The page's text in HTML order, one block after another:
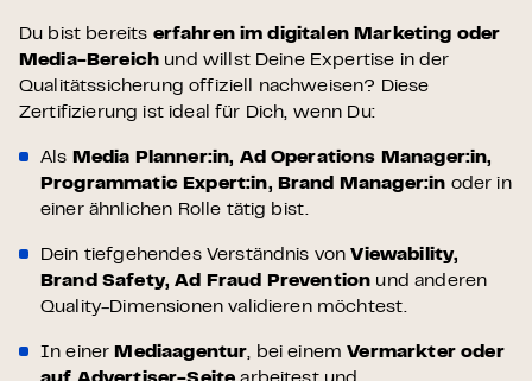
Du bist bereits erfahren im digitalen Marketing oder
Media-Bereich und willst Deine Expertise in der
Qualitätssicherung offiziell nachweisen? Diese
Zertifizierung ist ideal für Dich, wenn Du:
Als Media Planner:in, Ad Operations Manager:in,
Programmatic Expert:in, Brand Manager:in oder in
einer ähnlichen Rolle tätig bist.
Dein tiefgehendes Verständnis vonViewability,
Brand Safety, Ad Fraud Prevention und anderen
Quality-Dimensionen validieren möchtest.
In einer Mediaagentur, bei einemVermarkter oder